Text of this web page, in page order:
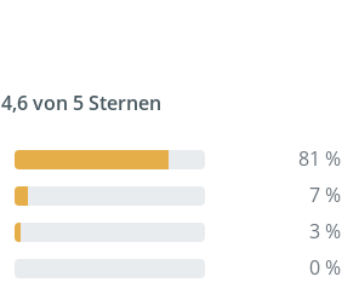
4,6 von 5 Sternen
81 %
7 %
3 %
0 %